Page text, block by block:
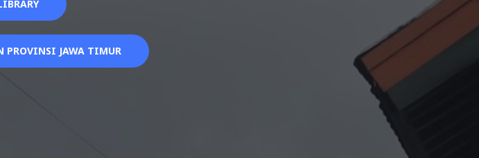
PROVINSI JAWA TIMUR